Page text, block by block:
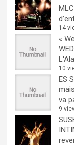
14
«
10
ES
va
9